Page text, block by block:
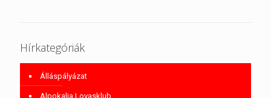
Hírkategóriák
Álláspályázat
Alpokalja Lovasklub